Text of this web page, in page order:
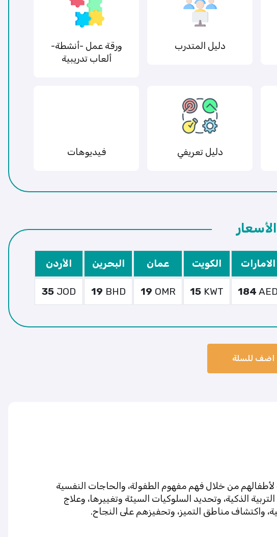
دليل المتدرب
ورقة عمل -أنشطة-
ألعاب تدريبية
دليل تعريفي فيديوهات
الأسعار
الامارات الكويت عمان البحرين الأردن
184 AED
15 KWT
19 OMR
19 BHD
35 JOD
اضف للسلة
من خلال فهم مفهوم الطفولة، والحاجات النفسية
الذكية، وتحديد السلوكيات السيئة وتغييرها، وعلاج
واكتشاف مناطق التميز، وتحفيزهم على النجاح.